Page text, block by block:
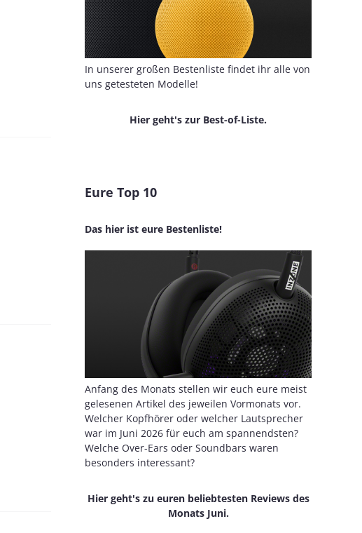
In unserer großen Bestenliste findet ihr alle von
uns getesteten Modelle!
Hier geht's zur Best-of-Liste.
Eure Top 10
Das hier ist eure Bestenliste!
Anfang des Monats stellen wir euch eure meist
gelesenen Artikel des jeweilen Vormonats vor.
Welcher Kopfhörer oder welcher Lautsprecher
war im Juni 2026 für euch am spannendsten?
Welche Over-Ears oder Soundbars waren
besonders interessant?
Hier geht's zu euren beliebtesten Reviews des
Monats Juni.